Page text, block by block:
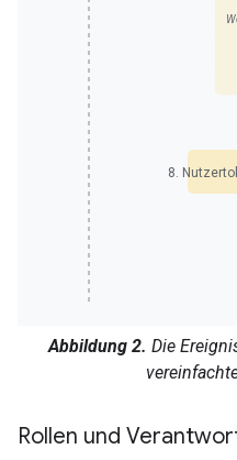
8.
Abbildung 2. Die
Rollen und